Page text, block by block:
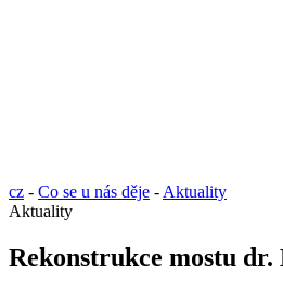
cz - Co se u nás děje - Aktuality
Aktuality
Rekonstrukce mostu